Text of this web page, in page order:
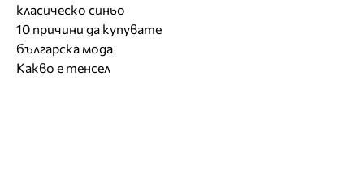
класическо синьо
10 причини да купувате
българска мода
Какво е тенсел